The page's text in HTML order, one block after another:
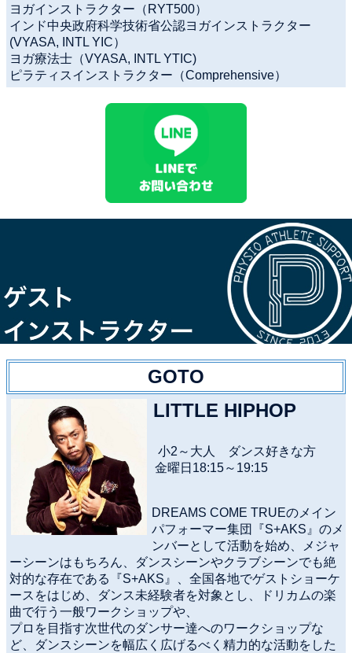
ヨガインストラクター（RYT500）
インド中央政府科学技術省公認ヨガインストラクター
(VYASA, INTL YIC）
ヨガ療法士（VYASA, INTL YTIC)
ピラティスインストラクター（Comprehensive）
GOTO
LITTLE HIPHOP
小2～大人 ダンス好きな方
金曜日18:15～19:15
DREAMS COME TRUEのメイン
パフォーマー集団『S+AKS』のメ
ンバーとして活動を始め、メジャ
ーシーンはもちろん、ダンスシーンやクラブシーンでも絶
対的な存在である『S+AKS』、全国各地でゲストショーケ
ースをはじめ、ダンス未経験者を対象とし、ドリカムの楽
曲で行う一般ワークショップや、
プロを目指す次世代のダンサー達へのワークショップな
ど、ダンスシーンを幅広く広げるべく精力的な活動をした